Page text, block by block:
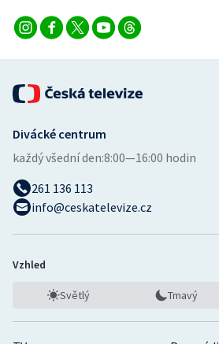
Divácké centrum
každý všední den:8:00—16:00 hodin
261 136 113
info@ceskatelevize.cz
Vzhled
Světlý Tmavý